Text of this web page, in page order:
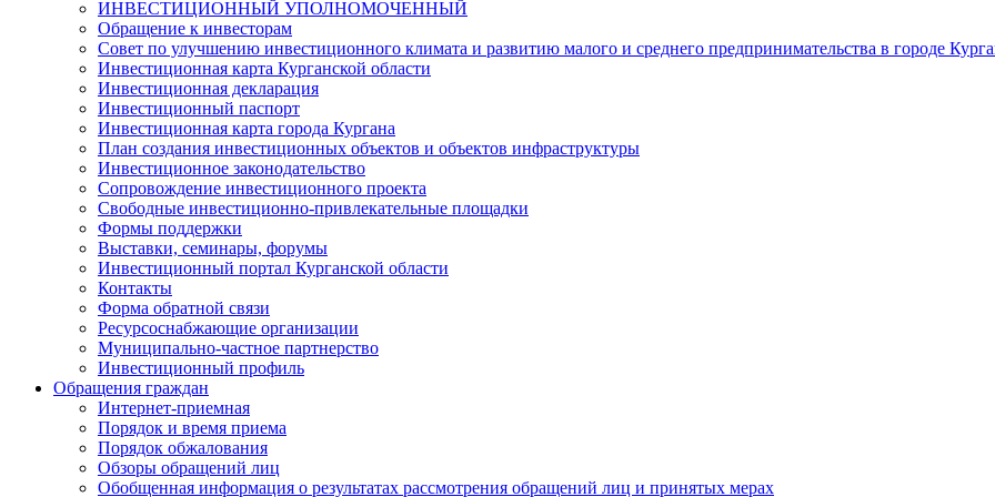
ИНВЕСТИЦИОННЫЙ УПОЛНОМОЧЕННЫЙ
Обращение к инвесторам
Совет по улучшению инвестиционного климата и развитию малого и среднего предпринимательства в городе
Инвестиционная карта Курганской области
Инвестиционная декларация
Инвестиционный паспорт
Инвестиционная карта города Кургана
План создания инвестиционных объектов и объектов инфраструктуры
Инвестиционное законодательство
Сопровождение инвестиционного проекта
Свободные инвестиционно-привлекательные площадки
Формы поддержки
Выставки, семинары, форумы
Инвестиционный портал Курганской области
Контакты
Форма обратной связи
Ресурсоснабжающие организации
Муниципально-частное партнерство
Инвестиционный профиль
Обращения граждан
Интернет-приемная
Порядок и время приема
Порядок обжалования
Обзоры обращений лиц
Обобщенная информация о результатах рассмотрения обращений лиц и принятых мерах